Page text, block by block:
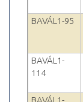
BAVÁL1-95
BAVÁL1-
114